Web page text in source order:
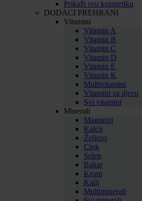
Prikaži svu kozmetiku
DODACI PREHRANI
Vitamini
Vitamin A
Vitamin B
Vitamin C
Vitamin D
Vitamin E
Vitamin K
Multivitamini
Vitamini za djecu
Svi vitamini
Minerali
Magnezij
Kalcij
Željezo
Cink
Selen
Bakar
Krom
Kalij
Multiminerali